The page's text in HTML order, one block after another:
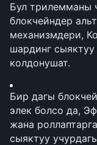
Бул трилемманы
блокчейндер
механизмдери,
шардинг
колдонушат.
Бир дагы
элек болсо да,
жана
сыяктуу